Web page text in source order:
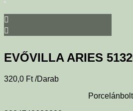
EVŐVILLA ARIES
320,0 Ft /Darab